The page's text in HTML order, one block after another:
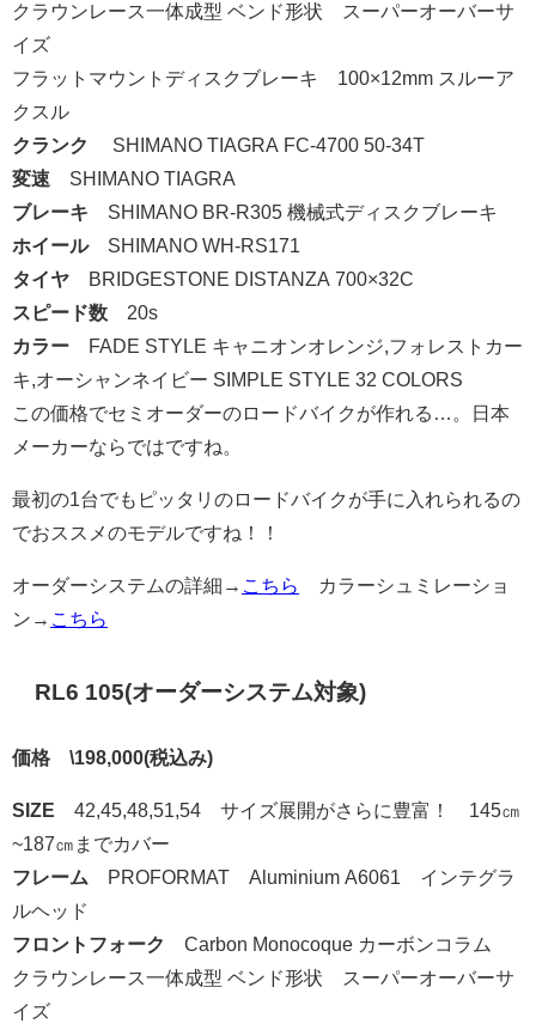
クラウンレース一体成型 ベンド形状 スーパーオーバーサ
イズ
フラットマウントディスクブレーキ 100×12mm スルーア
クスル
クランク
SHIMANO TIAGRA FC-4700 50-34T
変速 SHIMANO TIAGRA
ブレーキ SHIMANO BR-R305 機械式ディスクブレーキ
ホイールSHIMANO WH-RS171
タイヤ
BRIDGESTONE DISTANZA 700×32C
スピード数 20s
カラー
FADE STYLE キャニオンオレンジ,フォレストカー
キ,オーシャンネイビー SIMPLE STYLE 32 COLORS
この価格でセミオーダーのロードバイクが作れる…。日本
メーカーならではですね。
最初の1台でもピッタリのロードバイクが手に入れられるの
でおススメのモデルですね！！
オーダーシステムの詳細→ こちら
カラーシュミレーショ
ン→ こちら
RL6 105(オーダーシステム対象)
価格 \198,000(税込み)
SIZE 42,45,48,51,54 サイズ展開がさらに豊富！ 145㎝
~187㎝までカバー
フレーム
PROFORMAT Aluminium A6061 インテグラ
ルヘッド
フロントフォーク
Carbon Monocoque カーボンコラム
クラウンレース一体成型 ベンド形状 スーパーオーバーサ
イズ